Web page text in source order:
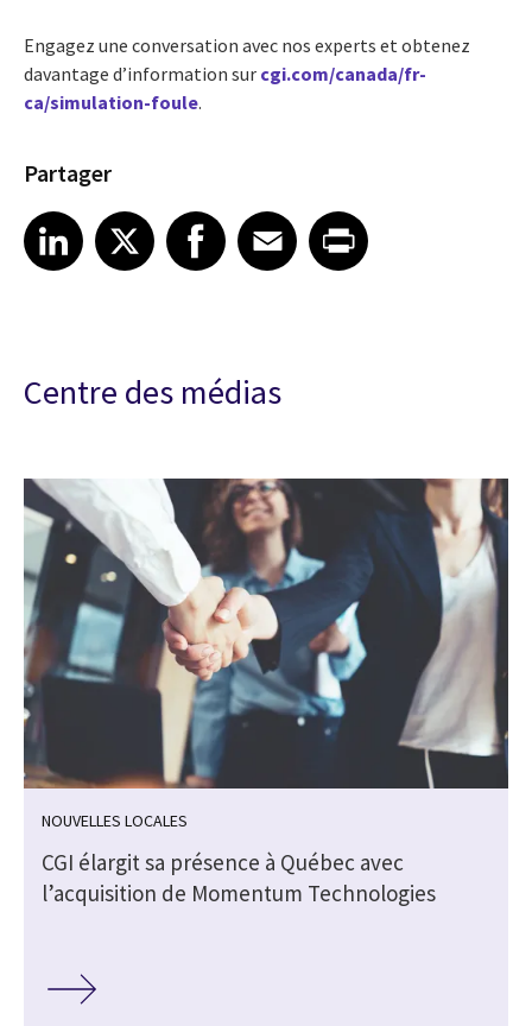
Engagez une conversation avec nos experts et obtenez
davantage d’information sur cgi.com/canada/fr-
ca/simulation-foule.
Partager
Share article on LinkedIn
LinkedIn
Share article on XShare article on Facebook
Facebook
Share article on Email
EmailShare article on Print
Centre des médias
NOUVELLES LOCALES
CGI élargit sa présence à Québec avec
l’acquisition de Momentum Technologies